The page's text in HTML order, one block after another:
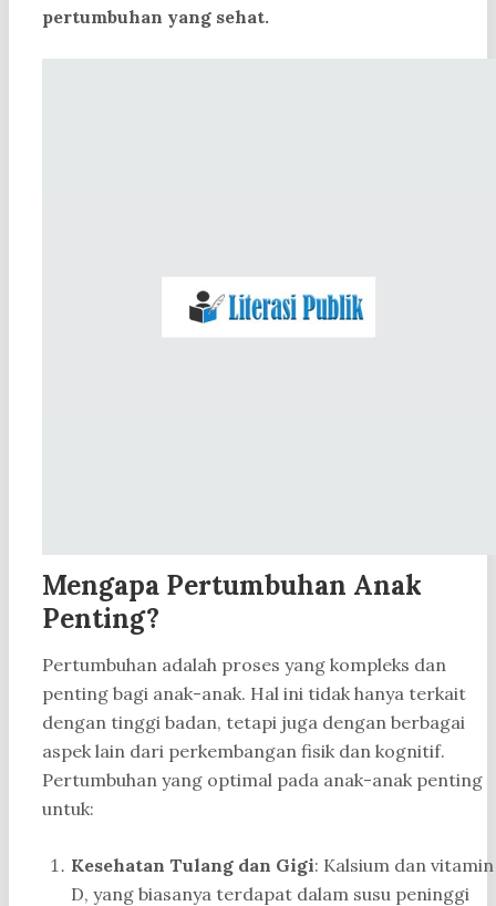
pertumbuhan yang sehat.
Mengapa Pertumbuhan Anak
Penting?
Pertumbuhan adalah proses yang kompleks dan
penting bagi anak-anak. Hal ini tidak hanya terkait
dengan tinggi badan, tetapi juga dengan berbagai
aspek lain dari perkembangan fisik dan kognitif.
Pertumbuhan yang optimal pada anak-anak penting
untuk:
Kesehatan Tulang dan Gigi: Kalsium dan vitamin
D, yang biasanya terdapat dalam susu peninggi